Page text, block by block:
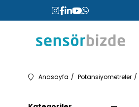
Anasayfa Potansiyometreler